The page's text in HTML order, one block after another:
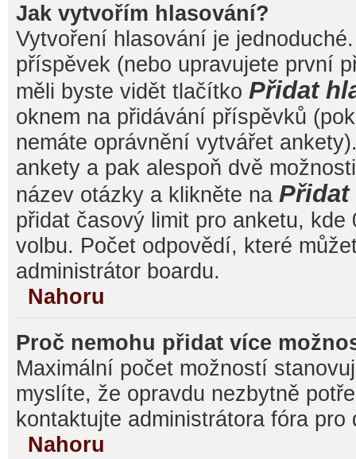
Jak vytvořím hlasování?
Vytvoření hlasování je
příspěvek (nebo upravujete první
měli byste vidět tlačítko Přidat
oknem na přidávání příspěvků
nemáte oprávnění vytvářet
ankety a pak alespoň dvě
název otázky a klikněte na
přidat časový limit pro anketu, kde
volbu. Počet odpovědí, které
administrátor boardu.
Nahoru
Proč nemohu přidat více
Maximální počet možností
myslíte, že opravdu nezbytně
kontaktujte administrátora fóra pro
Nahoru